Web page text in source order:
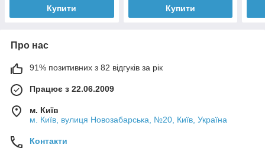
Купити Купити
Про нас
91% позитивних з 82 відгуків за рік
Працює з 22.06.2009
м. Київ
м. Київ, вулиця Новозабарська, №20, Київ, Україна
Контакти